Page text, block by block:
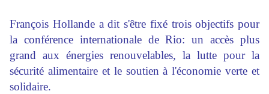
François Hollande a dit s'être fixé trois objectifs pour
la conférence internationale de Rio: un accès plus
grand aux énergies renouvelables, la lutte pour la
sécurité alimentaire et le soutien à l'économie verte et
solidaire.